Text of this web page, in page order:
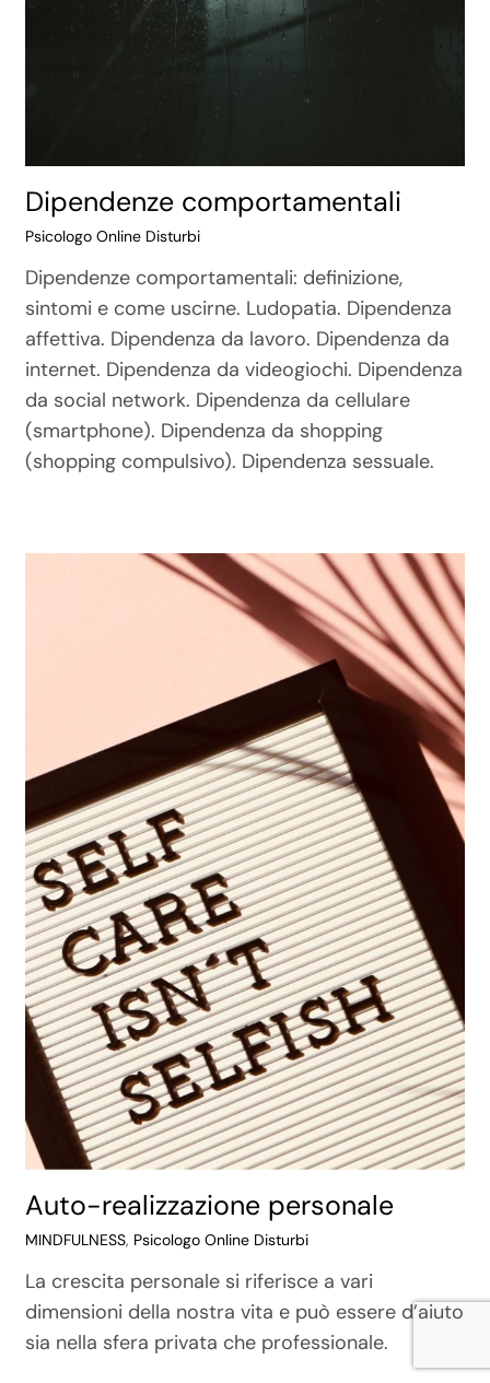
Dipendenze comportamentali
Psicologo Online Disturbi
Dipendenze comportamentali: definizione,
sintomi e come uscirne. Ludopatia. Dipendenza
affettiva. Dipendenza da lavoro. Dipendenza da
internet. Dipendenza da videogiochi. Dipendenza
da social network. Dipendenza da cellulare
(smartphone). Dipendenza da shopping
(shopping compulsivo). Dipendenza sessuale.
Auto-realizzazione personale
MINDFULNESS, Psicologo Online Disturbi
La crescita personale si riferisce a vari
dimensioni della nostra vita e può essere d’aiuto
sia nella sfera privata che professionale.